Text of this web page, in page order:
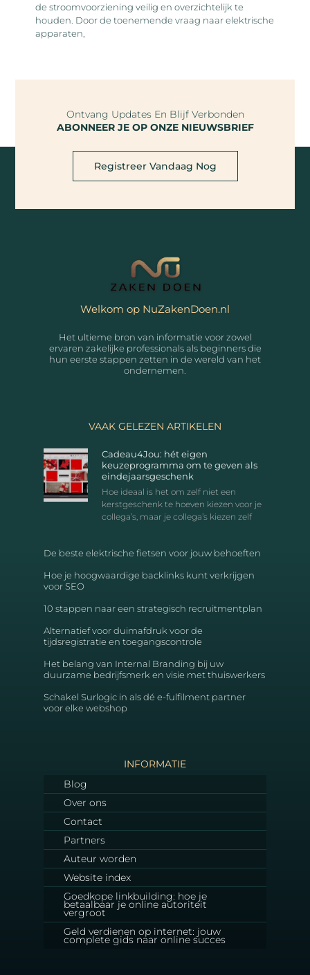
de stroomvoorziening veilig en overzichtelijk te
houden. Door de toenemende vraag naar elektrische
apparaten,
Ontvang Updates En Blijf Verbonden
ABONNEER JE OP ONZE NIEUWSBRIEF
Registreer Vandaag Nog
Welkom op NuZakenDoen.nl
Het ultieme bron van informatie voor zowel
ervaren zakelijke professionals als beginners die
hun eerste stappen zetten in de wereld van het
ondernemen.
VAAK GELEZEN ARTIKELEN
Cadeau4Jou: hét eigen
keuzeprogramma om te geven als
eindejaarsgeschenk
Hoe ideaal is het om zelf niet een
kerstgeschenk te hoeven kiezen voor je
collega’s, maar je collega’s kiezen zelf
De beste elektrische fietsen voor jouw behoeften
Hoe je hoogwaardige backlinks kunt verkrijgen
voor SEO
10 stappen naar een strategisch recruitmentplan
Alternatief voor duimafdruk voor de
tijdsregistratie en toegangscontrole
Het belang van Internal Branding bij uw
duurzame bedrijfsmerk en visie met thuiswerkers
Schakel Surlogic in als dé e-fulfilment partner
voor elke webshop
INFORMATIE
Blog
Over ons
Contact
Partners
Auteur worden
Website index
Goedkope linkbuilding: hoe je
betaalbaar je online autoriteit
vergroot
Geld verdienen op internet: jouw
complete gids naar online succes